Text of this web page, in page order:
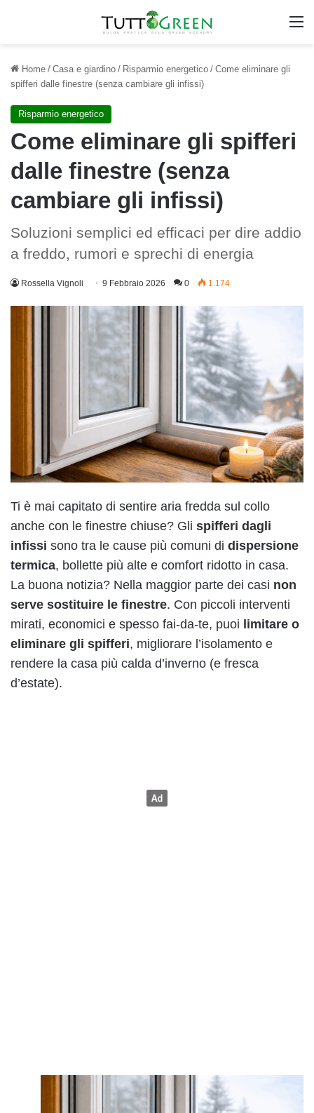
Home / Casa e giardino / Risparmio energetico / Come eliminare gli
spifferi dalle finestre (senza cambiare gli infissi)
Risparmio energetico
Come eliminare gli spifferi
dalle finestre (senza
cambiare gli infissi)
Soluzioni semplici ed efficaci per dire addio
a freddo, rumori e sprechi di energia
Rossella Vignoli 9 Febbraio 2026 0 1.174
Ti è mai capitato di sentire aria fredda sul collo
anche con le finestre chiuse? Gli spifferi dagli
infissi sono tra le cause più comuni di dispersione
termica, bollette più alte e comfort ridotto in casa.
La buona notizia? Nella maggior parte dei casi non
serve sostituire le finestre. Con piccoli interventi
mirati, economici e spesso fai-da-te, puoi limitare o
eliminare gli spifferi, migliorare l’isolamento e
rendere la casa più calda d’inverno (e fresca
d’estate).